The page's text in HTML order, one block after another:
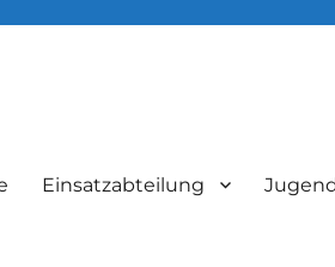
Einsatzabteilung